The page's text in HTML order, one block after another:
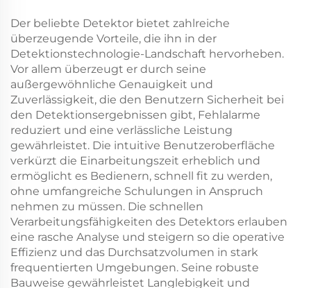
Der beliebte Detektor bietet zahlreiche
überzeugende Vorteile, die ihn in der
Detektionstechnologie-Landschaft hervorheben.
Vor allem überzeugt er durch seine
außergewöhnliche Genauigkeit und
Zuverlässigkeit, die den Benutzern Sicherheit bei
den Detektionsergebnissen gibt, Fehlalarme
reduziert und eine verlässliche Leistung
gewährleistet. Die intuitive Benutzeroberfläche
verkürzt die Einarbeitungszeit erheblich und
ermöglicht es Bedienern, schnell fit zu werden,
ohne umfangreiche Schulungen in Anspruch
nehmen zu müssen. Die schnellen
Verarbeitungsfähigkeiten des Detektors erlauben
eine rasche Analyse und steigern so die operative
Effizienz und das Durchsatzvolumen in stark
frequentierten Umgebungen. Seine robuste
Bauweise gewährleistet Langlebigkeit und